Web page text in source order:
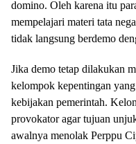
domino. Oleh karena itu
mempelajari materi tata
tidak langsung berdemo
Jika demo tetap dilakukan
kelompok kepentingan
kebijakan pemerintah.
provokator agar tujuan
awalnya menolak Perppu